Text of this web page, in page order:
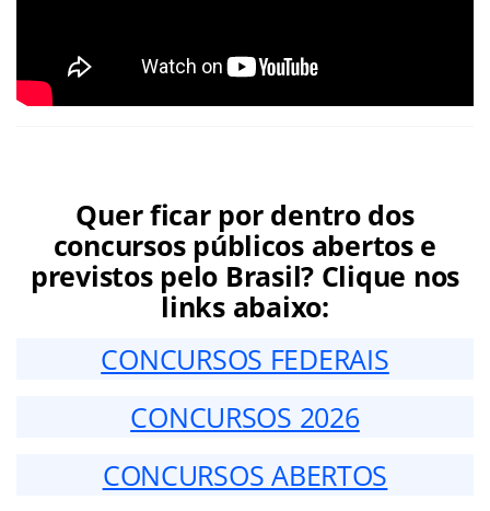
Quer ficar por dentro dos
concursos públicos abertos e
previstos pelo Brasil? Clique nos
links abaixo:
CONCURSOS FEDERAIS
CONCURSOS 2026
CONCURSOS ABERTOS